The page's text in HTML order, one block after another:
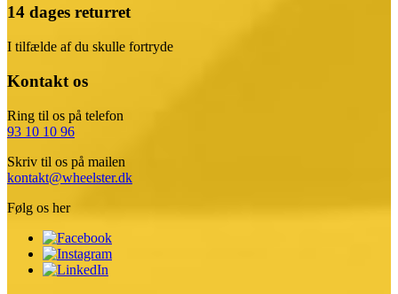
14 dages returret
I tilfælde af du skulle fortryde
Kontakt os
Ring til os på telefon
93 10 10 96
Skriv til os på mailen
kontakt@wheelster.dk
Følg os her